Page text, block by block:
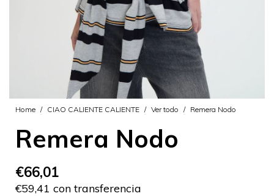
Home / CIAO CALIENTE CALIENTE / Ver todo / Remera Nodo
Remera Nodo
€66,01
€59,41 con transferencia